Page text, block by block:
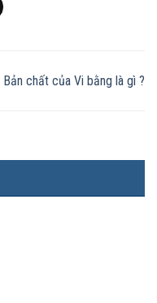
Bản chất của Vi bằng là gì ?